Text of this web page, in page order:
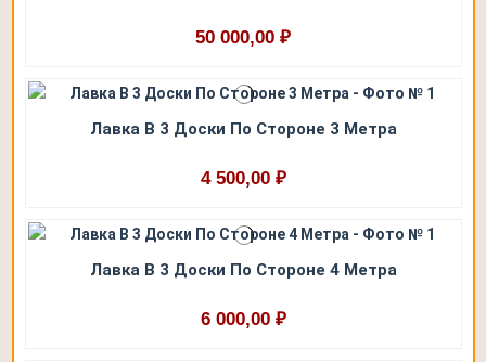
50 000,00 ₽
Лавка В 3 Доски По Стороне 3 Метра
4 500,00 ₽
Лавка В 3 Доски По Стороне 4 Метра
6 000,00 ₽